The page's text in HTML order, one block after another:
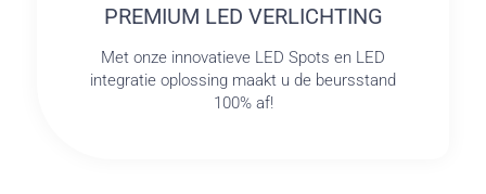
PREMIUM LED VERLICHTING
Met onze innovatieve LED Spots en LED
integratie oplossing maakt u de beursstand
100% af!